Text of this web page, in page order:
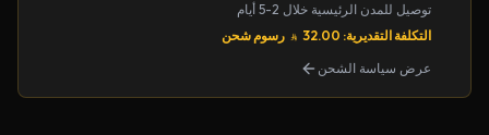
توصيل للمدن الرئيسية خلال 2-5 أيام
التكلفة التقديرية: 32.00
رسوم شحن
عرض سياسة الشحن